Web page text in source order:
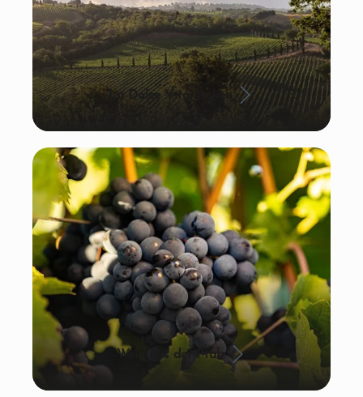
La Dolce Vita: Italien
Wein aus der Pfalz